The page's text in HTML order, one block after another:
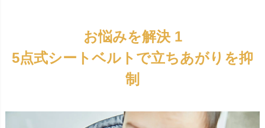
お悩みを解決 1
5点式シートベルトで立ちあがりを抑
制